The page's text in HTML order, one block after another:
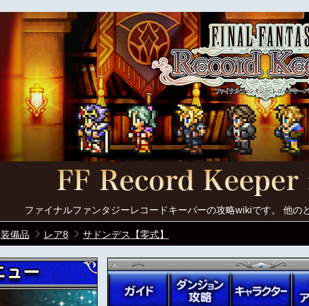
ファイナルファンタジーレコードキーパーの攻略wikiです。 他の
装備品 レア8 サドンデス【零式】